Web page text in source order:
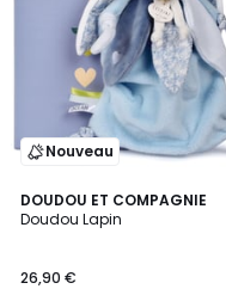
Nouveau
DOUDOU ET COMPAGNIE
Doudou Lapin
26,90 €